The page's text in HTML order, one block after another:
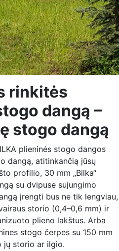
rinkitės
dangą –
stogo dangą
plieninės stogo dangos
dangą, atitinkančią jūsų
profilio, 30 mm „Bilka“
su dvipuse sujungimo
įrengti bus ne tik lengviau,
storio (0,4–0,6 mm) ir
plieno lakštus. Arba
stogo čerpes su 150 mm
jų storio ar ilgio.